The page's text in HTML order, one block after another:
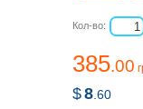
385.00
$8 .60
Кол-во: